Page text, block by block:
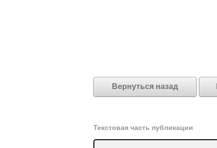
Вернуться назад
Текстовая часть публикации